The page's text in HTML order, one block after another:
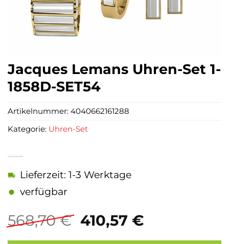
Jacques Lemans Uhren-Set 1-
1858D-SET54
568,70€ Ursprünglicher
Preis
410,57 €Aktueller
Lieferzeit: 1-3 Werktage
verfügbar
Artikelnummer: 4040662161288
Kategorie: Uhren-Set